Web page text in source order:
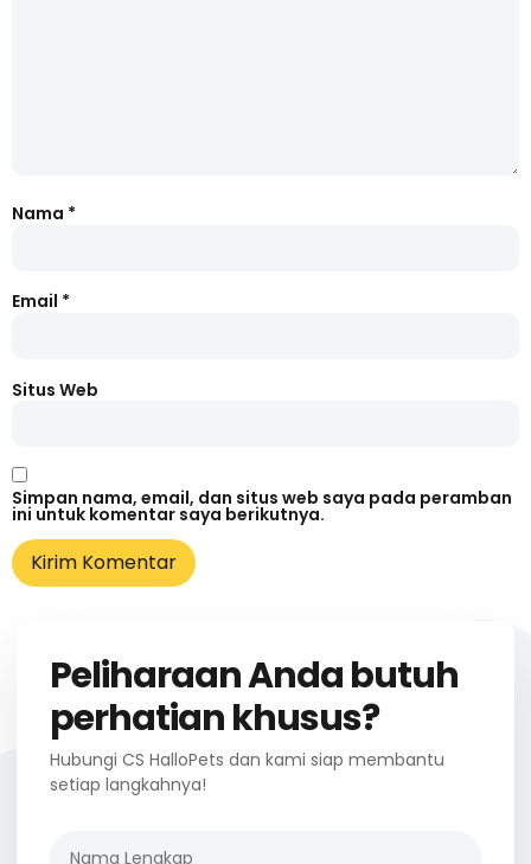
Nama *
Email *
Situs Web
Simpan nama, email, dan situs web saya pada peramban
ini untuk komentar saya berikutnya.
Peliharaan Anda butuh
perhatian khusus?
Hubungi CS HalloPets dan kami siap membantu
setiap langkahnya!